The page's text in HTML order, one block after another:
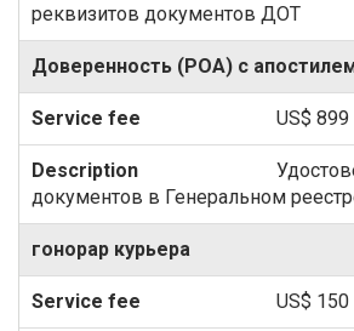
реквизитов документов ДОТ
Доверенность (POA) с
US$ 899
документов в Генеральном
гонорар курьера
US$ 150